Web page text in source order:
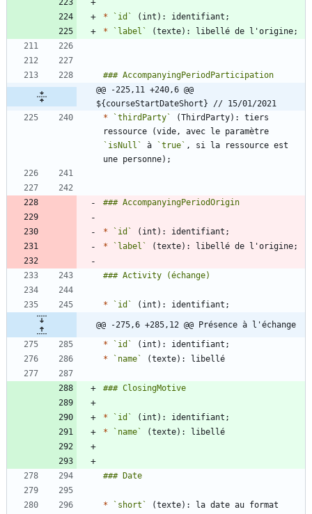
* `id`
*
`label`
@@ -225,11 +240,6 @@
${courseStartDateShort} // 15/01/2021
*
`thirdParty`
(ThirdParty): tiers
`isNull`
à `true` , si la ressource est
* `id`
*
`label`
* `id`
@@ -275,6 +285,12 @@ Présence à l'échange
*
`id`
*
`name`
* `id`
*
`name`
* `short`
(texte): la date au format